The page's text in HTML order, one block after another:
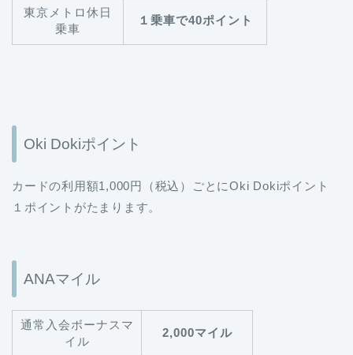
東京メトロ休日
乗車
１乗車で40ポイント
Oki Dokiポイント
カードの利用額1,000円（税込）ごとにOki Dokiポイント
１ポイントがたまります。
ANAマイル
通常入会ボーナスマ
イル
2,000マイル